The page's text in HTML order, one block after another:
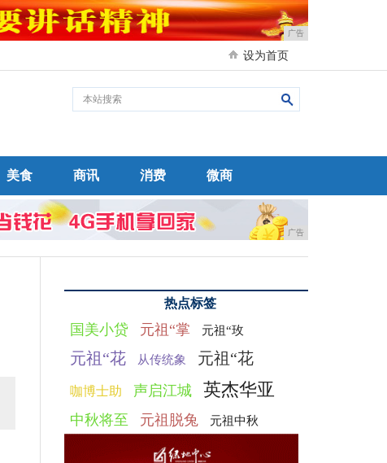
广告
设为首页
美食 商讯 消费 微商
广告
热点标签
国美小贷 元祖“掌 元祖“玫
元祖“花 从传统象 元祖“花
咖博士助 声启江城 英杰华亚
中秋将至 元祖脱兔 元祖中秋